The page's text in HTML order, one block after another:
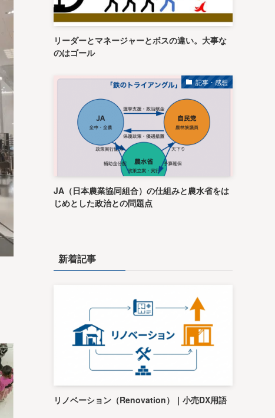
リーダーとマネージャーとボスの違い。大事な
のはゴール
記事・感想
JA（日本農業協同組合）の仕組みと農水省をは
じめとした政治との問題点
新着記事
リノベーション（Renovation）｜小売DX用語